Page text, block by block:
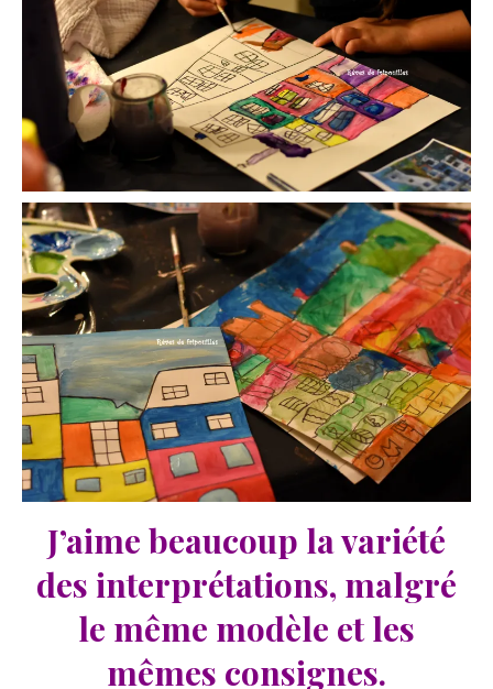
J’aime beaucoup la variété
des interprétations, malgré
le même modèle et les
mêmes consignes.